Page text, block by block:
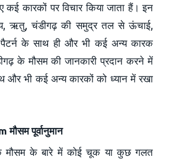
कारकों पर विचार किया जाता हैं। इन
ऋतु, चंडीगढ़ की समुद्र तल से ऊंचाई,
के साथ ही और भी कई अन्य कारक
के मौसम की जानकारी प्रदान करने में
और भी कई अन्य कारकों को ध्यान में रखा
पूर्वानुमान
मौसम के बारे में कोई चूक या कुछ गलत